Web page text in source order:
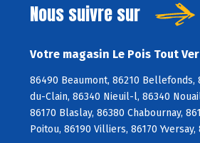
Nous suivre sur
Votre magasin Le Pois Tout
86490 Beaumont, 86210 Bellefonds,
du-Clain, 86340 Nieuil-l, 86340
86170 Blaslay, 86380 Chabournay,
Poitou, 86190 Villiers, 86170